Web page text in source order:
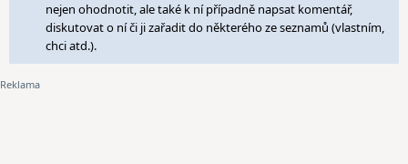
nejen ohodnotit, ale také k ní případně napsat komentář,
diskutovat o ní či ji zařadit do některého ze seznamů (vlastním,
chci atd.).